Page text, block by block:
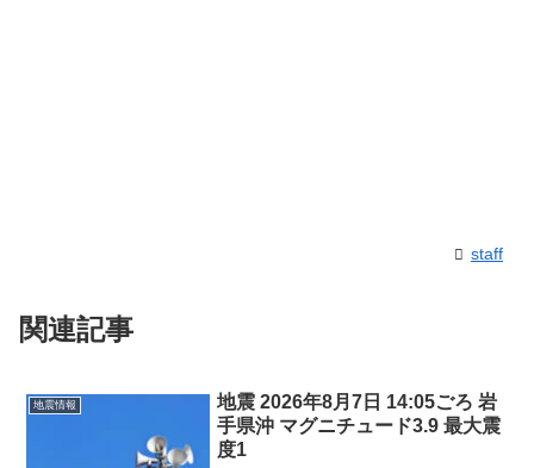
staff
関連記事
地震情報
地震 2026年8月7日 14:05ごろ 岩
手県沖 マグニチュード3.9 最大震
度1